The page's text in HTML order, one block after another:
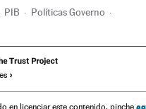
PIB Políticas Governo
Controle Fiscal
econômica
América Latina Governo